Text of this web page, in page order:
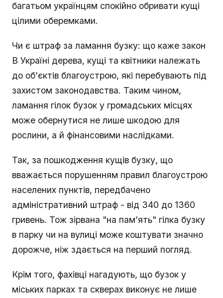
багатьом українцям спокійно обривати кущі
цілими оберемками.
Чи є штраф за ламання бузку: що каже закон
В Україні дерева, кущі та квітники належать
до об’єктів благоустрою, які перебувають під
захистом законодавства. Таким чином,
ламання гілок бузок у громадських місцях
може обернутися не лише шкодою для
рослини, а й фінансовими наслідками.
Так, за пошкодження кущів бузку, що
вважається порушенням правил благоустрою
населених пунктів, передбачено
адміністративний штраф - від 340 до 1360
гривень. Тож зірвана "на пам’ять" гілка бузку
в парку чи на вулиці може коштувати значно
дорожче, ніж здається на перший погляд.
Крім того, фахівці нагадують, що бузок у
міських парках та скверах виконує не лише